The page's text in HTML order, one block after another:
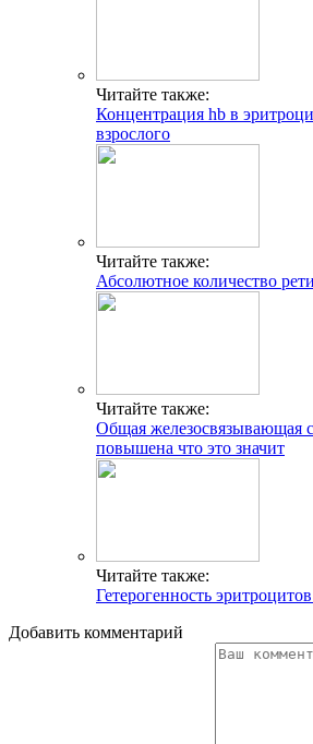
Читайте также:
Концентрация hb в
взрослого
Читайте также:
Абсолютное количество
Читайте также:
Общая железосвязывающая
повышена что это значит
Читайте также:
Гетерогенность
Добавить комментарий